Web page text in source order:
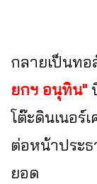
กลายเป็นท
ยกฯ อนุทิน"
โต๊ะดินเนอร์
ต่อหน้าประ
ยอด